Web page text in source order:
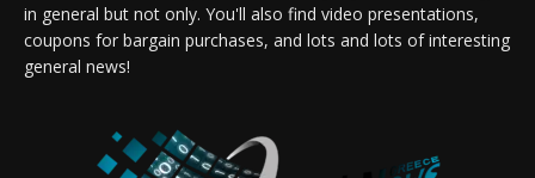
in general but not only. You'll also find video presentations,
coupons for bargain purchases, and lots and lots of interesting
general news!